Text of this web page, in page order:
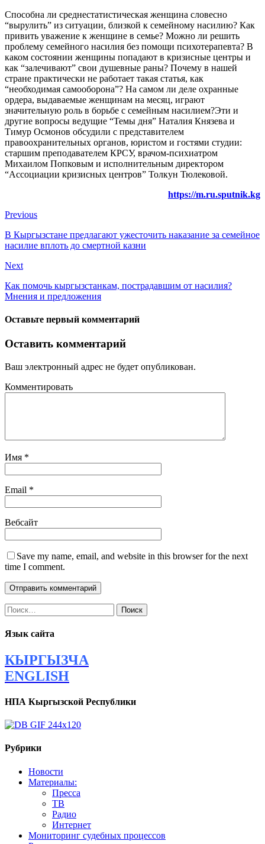
Способна ли среднестатистическая женщина словесно
“вырулить” из ситуации, близкой к семейному насилию? Как
привить уважение к женщине в семье? Можно ли решить
проблему семейного насилия без помощи психотерапевта? В
каком состоянии женщины попадают в кризисные центры и
как “залечивают” свои душевные раны? Почему в нашей
стране практически не работает такая статья, как
“необходимая самооборона”? На самом ли деле охранные
ордера, выдаваемые женщинам на месяц, играют
значительную роль в борьбе с семейным насилием?Эти и
другие вопросы ведущие “Темы дня” Наталия Князева и
Тимур Осмонов обсудили с представителем
правоохранительных органов, юристом и гостями студии:
старшим преподавателем КРСУ, врачом-психиатром
Михаилом Попковым и исполнительным директором
“Ассоциации кризисных центров” Толкун Тюлековой.
https://m.ru.sputnik.kg
Previous
В Кыргызстане предлагают ужесточить наказание за семейное
насилие вплоть до смертной казни
Next
Как помочь кыргызстанкам, пострадавшим от насилия?
Мнения и предложения
Оставьте первый комментарий
Оставить комментарий
Ваш электронный адрес не будет опубликован.
Комментировать
Имя *
Email *
Вебсайт
Save my name, email, and website in this browser for the next
time I comment.
Найти:
Язык сайта
КЫРГЫЗЧА
ENGLISH
НПА Кыргызской Республики
Рубрики
Новости
Материалы:
Пресса
ТВ
Радио
Интернет
Мониторинг судебных процессов